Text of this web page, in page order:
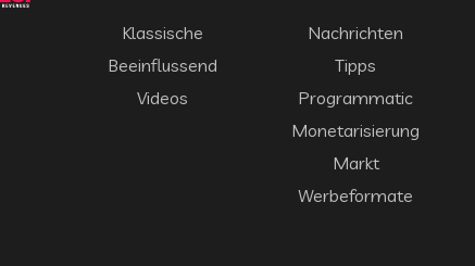
Klassische
Beeinflussend
Videos
Nachrichten
Tipps
Programmatic
Monetarisierung
Markt
Werbeformate